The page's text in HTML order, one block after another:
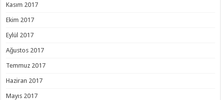
Kasım 2017
Ekim 2017
Eylül 2017
Ağustos 2017
Temmuz 2017
Haziran 2017
Mayıs 2017